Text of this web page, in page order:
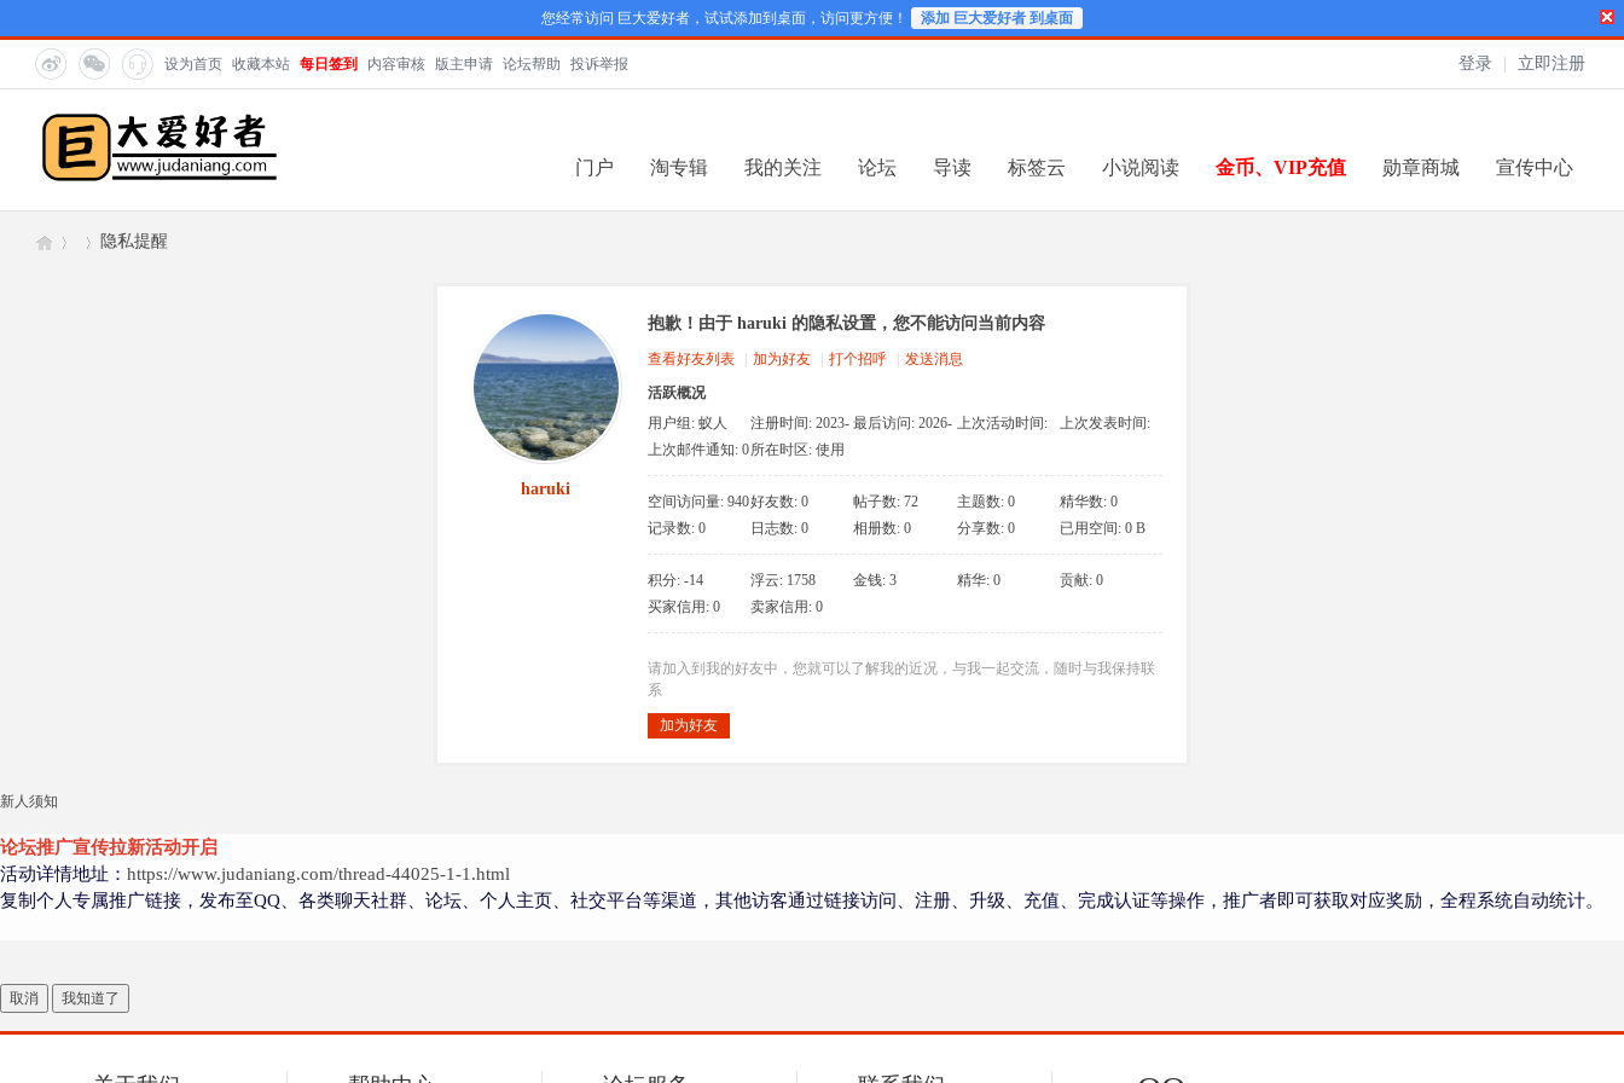
您经常访问 巨大爱好者，试试添加到桌面，访问更方便！ 添加 巨大爱好者 到桌面
登录 立即注册
设为首页 收藏本站 每日签到 内容审核 版主申请 论坛帮助 投诉举报
门户 淘专辑 我的关注 论坛 导读 标签云 小说阅读 金币、VIP充值 勋章商城 宣传中心
隐私提醒
haruki
抱歉！由于 haruki 的隐私设置，您不能访问当前内容
查看好友列表 加为好友 打个招呼
发送消息
活跃概况
用户组: 蚁人
注册时间: 2023-
2-7 15:28
最后访问: 2026- 上次活动时间:
上次发表时间:
上次邮件通知: 0所在时区: 使用
系统默认
空间访问量: 940好友数: 0 帖子数: 72 主题数: 0
精华数: 0
记录数: 0
日志数: 0 相册数: 0 分享数: 0 已用空间: 0 B
积分: -14 浮云: 1758 金钱: 3 精华: 0
贡献: 0
买家信用: 0
卖家信用: 0
请加入到我的好友中，您就可以了解我的近况，与我一起交流，随时与我保持联
系
加为好友
新人须知
论坛推广宣传拉新活动开启
活动详情地址： https://www.judaniang.com/thread-44025-1-1.html
复制个人专属推广链接，发布至QQ、各类聊天社群、论坛、个人主页、社交平台等渠道，其他访客通过链接访问、注册、升级、充值、完成认证等操作，推广者即可获取对应奖励，全程系统自动统计。
取消 我知道了